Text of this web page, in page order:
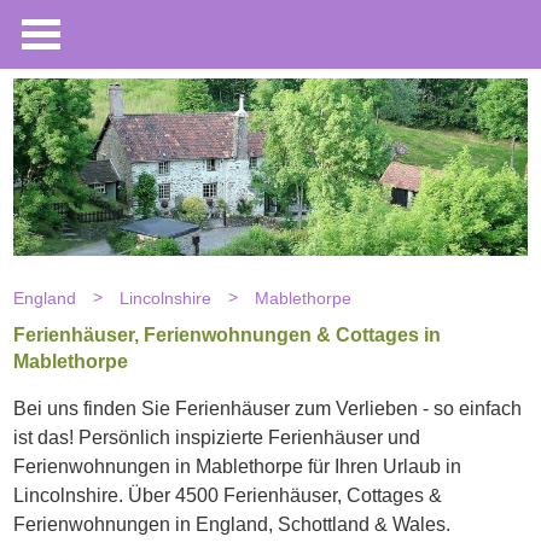
England Lincolnshire Mablethorpe
Ferienhäuser, Ferienwohnungen & Cottages in
Mablethorpe
Bei uns finden Sie Ferienhäuser zum Verlieben - so einfach
ist das! Persönlich inspizierte Ferienhäuser und
Ferienwohnungen in Mablethorpe für Ihren Urlaub in
Lincolnshire. Über 4500 Ferienhäuser, Cottages &
Ferienwohnungen in England, Schottland & Wales.